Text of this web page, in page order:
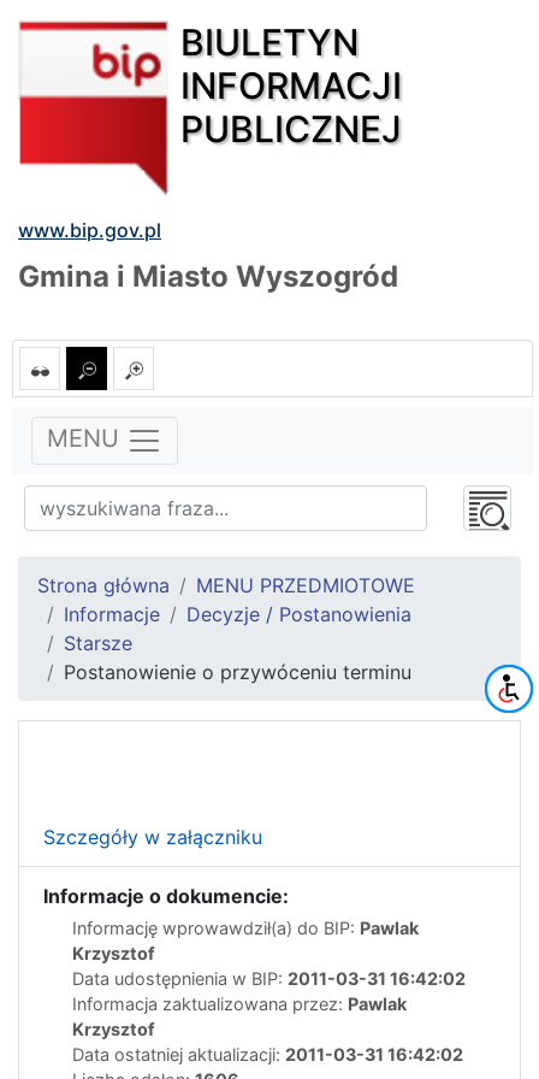
BIULETYN
INFORMACJI
PUBLICZNEJ
www.bip.gov.pl
Gmina i Miasto Wyszogród
MENU
Strona główna
MENU PRZEDMIOTOWE
Informacje
Decyzje / Postanowienia
Starsze
Postanowienie o przywóceniu terminu
Szczegóły w załączniku
Informacje o dokumencie:
Informację wprowawdził(a) do BIP: Pawlak
Krzysztof
Data udostępnienia w BIP: 2011-03-31 16:42:02
Informacja zaktualizowana przez: Pawlak
Krzysztof
Data ostatniej aktualizacji: 2011-03-31 16:42:02